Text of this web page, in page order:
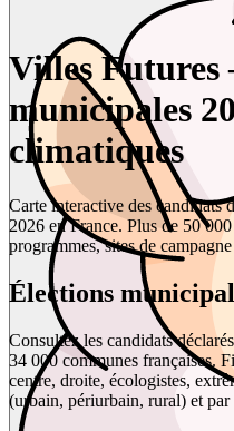
Villes
municipales
climatiques
Carte interactive des candidats
2026 en France. Plus de 50
programmes, sites de
Élections
Consultez les candidats
34 000 communes françaises.
centre, droite, écologistes,
(urbain, périurbain, rural) et